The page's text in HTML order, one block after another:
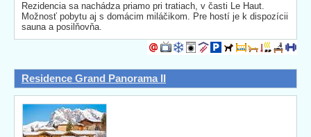
Rezidencia sa nachádza priamo pri tratiach, v časti Le Haut.
Možnosť pobytu aj s domácim miláčikom. Pre hostí je k dispozícii
sauna a posilňovňa.
Residence Grand Panorama II